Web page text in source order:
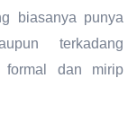
biasanya punya
terkadang
formal dan mirip